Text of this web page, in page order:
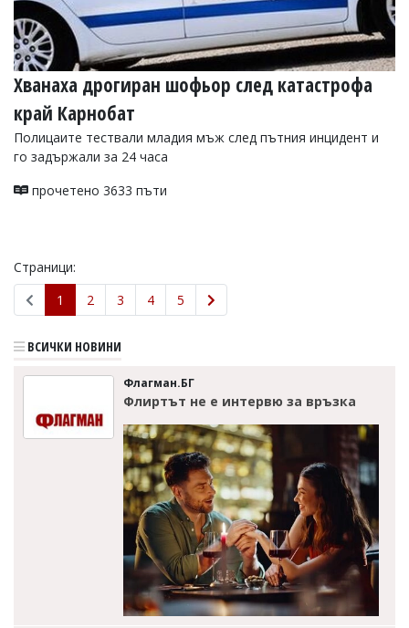
Хванаха дрогиран шофьор след катастрофа
край Карнобат
Полицаите тествали младия мъж след пътния инцидент и
го задържали за 24 часа
прочетено 3633 пъти
Страници:
1
2 3 4 5
ВСИЧКИ НОВИНИ
Флагман.БГ
Флиртът не е интервю за връзка